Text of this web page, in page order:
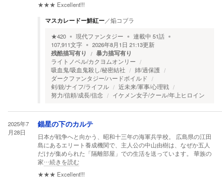
★★★ Excellent!!!
マスカレードー鮮紅ー／焔コブラ
★420 現代ファンタジー 連載中 51話
107,911文字 2026年8月1日 21:13更新
残酷描写有り 暴力描写有り
ライトノベル/カクヨムオンリー
吸血鬼/吸血鬼殺し/秘密結社
姉/過保護
ダークファンタジー/ハードボイルド
剣/銃/ナイフ/ライフル
近未来/軍事/心理戦
努力/信頼/成長/信念
イケメン女子/クール/年上ヒロイン
2025年7
月28日
錨星の下のカルテ
日本が戦争へと向かう、昭和十三年の海軍兵学校。 広島県の江田
島にあるエリート養成機関で、主人公の中山由樹は、なぜか五人
だけが集められた「隔離部屋」での生活を送っています。 華族の
家…続きを読む
★★★ Excellent!!!